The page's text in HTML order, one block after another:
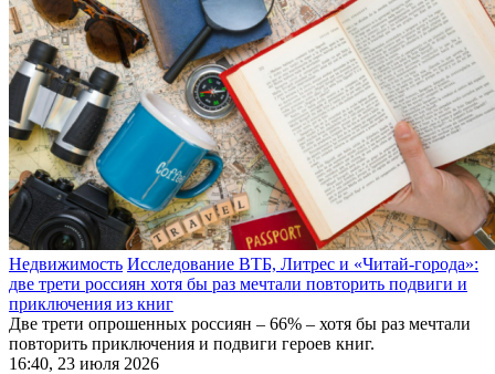
Недвижимость Исследование ВТБ, Литрес и «Читай-города»:
две трети россиян хотя бы раз мечтали повторить подвиги и
приключения из книг
Две трети опрошенных россиян – 66% – хотя бы раз мечтали
повторить приключения и подвиги героев книг.
16:40, 23 июля 2026